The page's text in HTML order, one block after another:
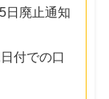
日廃止通知
付での口